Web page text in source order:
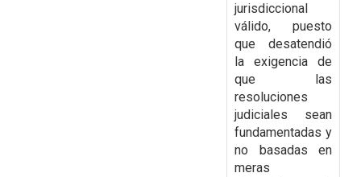
jurisdiccional
válido, puesto
que desatendió
la exigencia de
que las
resoluciones
judiciales sean
fundamentadas y
no basadas en
meras